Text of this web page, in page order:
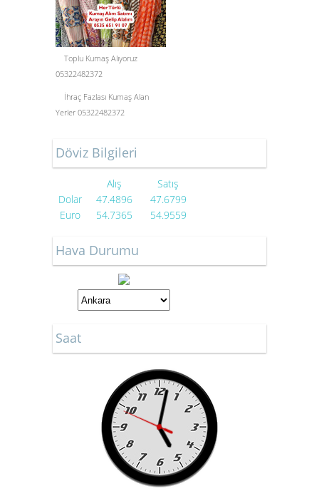
Toplu Kumaş Alıyoruz
05322482372
İhraç Fazlası Kumaş Alan
Yerler 05322482372
Döviz Bilgileri
Alış
Satış
Dolar
47.4896
47.6799
Euro
54.7365 54.9559
Hava Durumu
Saat